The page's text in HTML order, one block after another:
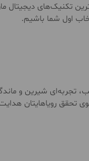
تکنیک‌های دیجیتال
اول شما باشیم.
تجربه‌ای شیرین و
تحقق رویاهایتان